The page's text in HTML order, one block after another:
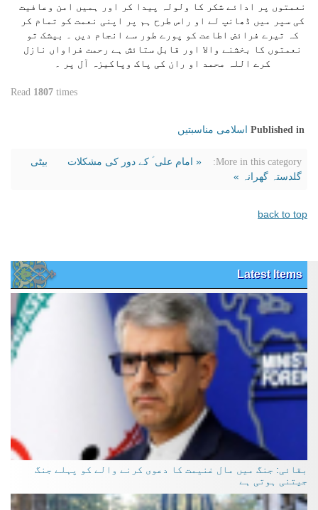
نعمتوں پر ادائے شکر کا ولولہ پیدا کر اور ہمیں امن وعافیت
کی سپر میں ڈھانپ لے او راس طرح ہم پر اپنی نعمت کو تمام کر
کہ تیرے فرائض اطاعت کو پورے طور سے انجام دیں ۔ بیشک تو
نعمتوں کا بخشنے والا اور قابل ستائش ہے رحمت فراواں نازل
کرے اللہ محمد او ران کی پاک وپاکیزہ آل پر ۔
Read 1807 times
Published in اسلامی مناسبتیں
More in this category: « امام علی ؑ کے دور کی مشکلات
بیٹی
گلدستہ گھرانہ »
back to top
Latest Items
بقائی: جنگ میں مال غنیمت کا دعوی کرنے والے کو پہلے جنگ
جیتنی ہوتی ہے